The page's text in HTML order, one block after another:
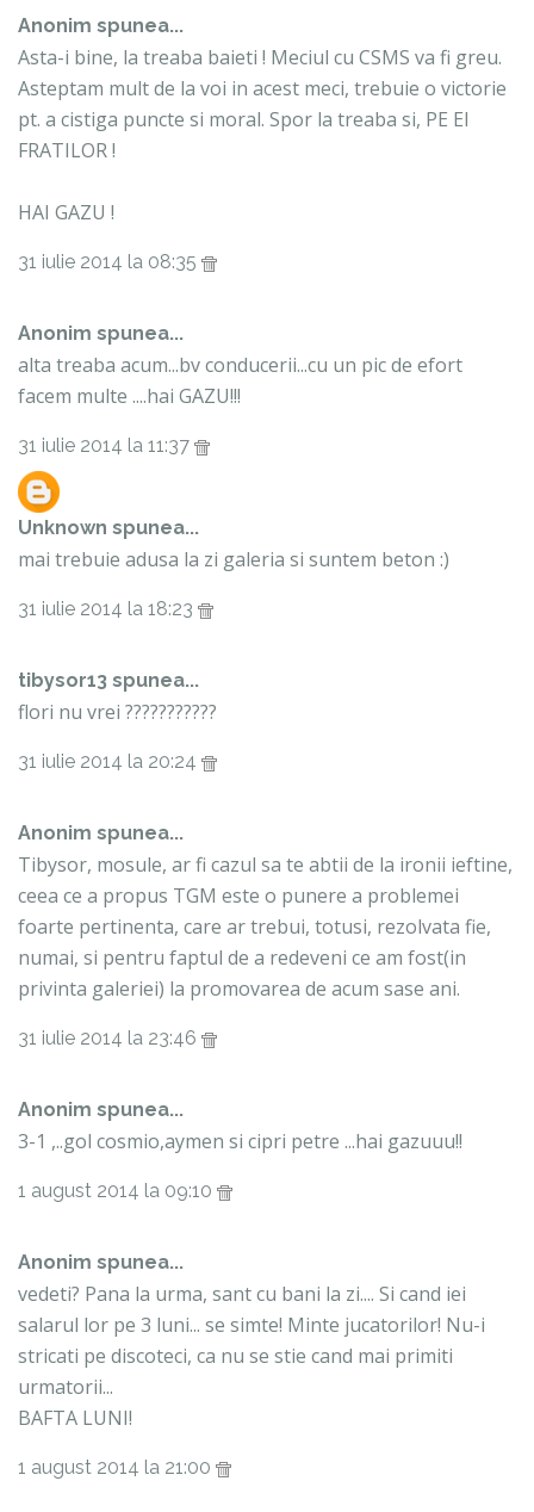
Anonim spunea...
Asta-i bine, la treaba baieti ! Meciul cu CSMS va fi greu.
Asteptam mult de la voi in acest meci, trebuie o victorie
pt. a cistiga puncte si moral. Spor la treaba si, PE EI
FRATILOR !
HAI GAZU !
31 iulie 2014 la 08:35
Anonim spunea...
alta treaba acum...bv conducerii...cu un pic de efort
facem multe ....hai GAZU!!!
31 iulie 2014 la 11:37
Unknown spunea...
mai trebuie adusa la zi galeria si suntem beton :)
31 iulie 2014 la 18:23
tibysor13 spunea...
flori nu vrei ???????????
31 iulie 2014 la 20:24
Anonim spunea...
Tibysor, mosule, ar fi cazul sa te abtii de la ironii ieftine,
ceea ce a propus TGM este o punere a problemei
foarte pertinenta, care ar trebui, totusi, rezolvata fie,
numai, si pentru faptul de a redeveni ce am fost(in
privinta galeriei) la promovarea de acum sase ani.
31 iulie 2014 la 23:46
Anonim spunea...
3-1 ,..gol cosmio,aymen si cipri petre ...hai gazuuu!!
1 august 2014 la 09:10
Anonim spunea...
vedeti? Pana la urma, sant cu bani la zi.... Si cand iei
salarul lor pe 3 luni... se simte! Minte jucatorilor! Nu-i
stricati pe discoteci, ca nu se stie cand mai primiti
urmatorii...
BAFTA LUNI!
1 august 2014 la 21:00